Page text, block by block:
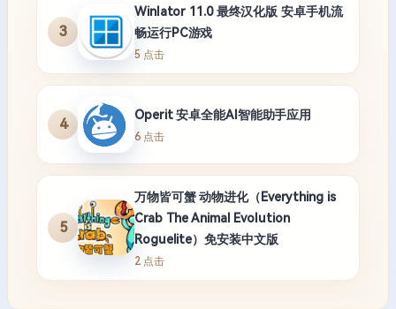
3
Winlator 11.0 最终汉化版 安卓手机流
畅运行PC游戏
5 点击
4
Operit 安卓全能AI智能助手应用
6 点击
5
万物皆可蟹 动物进化（Everything is
Crab The Animal Evolution
Roguelite）免安装中文版
2 点击